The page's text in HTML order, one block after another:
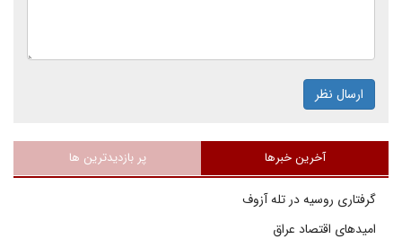
ارسال نظر
آخرین خبرها پر بازدیدترین ها
گرفتاری روسیه در تله آزوف
امیدهای اقتصاد عراق